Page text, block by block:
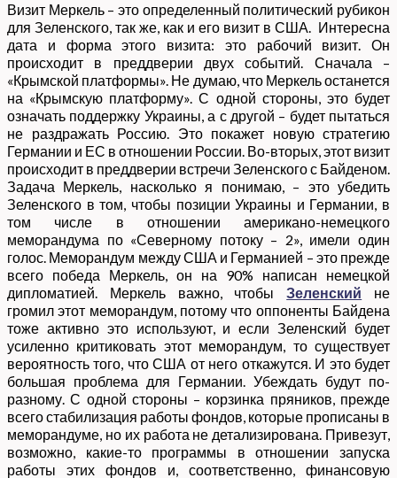
Визит Меркель – это определенный политический рубикон
для Зеленского, так же, как и его визит в США. Интересна
дата и форма этого визита: это рабочий визит. Он
происходит в преддверии двух событий. Сначала –
«Крымской платформы». Не думаю, что Меркель останется
на «Крымскую платформу». С одной стороны, это будет
означать поддержку Украины, а с другой – будет пытаться
не раздражать Россию. Это покажет новую стратегию
Германии и ЕС в отношении России. Во-вторых, этот визит
происходит в преддверии встречи Зеленского с Байденом.
Задача Меркель, насколько я понимаю, – это убедить
Зеленского в том, чтобы позиции Украины и Германии, в
том числе в отношении американо-немецкого
меморандума по «Северному потоку – 2», имели один
голос. Меморандум между США и Германией – это прежде
всего победа Меркель, он на 90% написан немецкой
дипломатией. Меркель важно, чтобыЗеленский не
громил этот меморандум, потому что оппоненты Байдена
тоже активно это используют, и если Зеленский будет
усиленно критиковать этот меморандум, то существует
вероятность того, что США от него откажутся. И это будет
большая проблема для Германии. Убеждать будут по-
разному. С одной стороны – корзинка пряников, прежде
всего стабилизация работы фондов, которые прописаны в
меморандуме, но их работа не детализирована. Привезут,
возможно, какие-то программы в отношении запуска
работы этих фондов и, соответственно, финансовую